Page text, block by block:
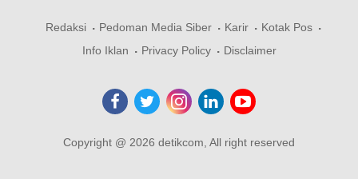
Redaksi Pedoman Media Siber Karir
Kotak Pos
Info Iklan
Privacy Policy Disclaimer
Copyright @ 2026 detikcom, All right reserved